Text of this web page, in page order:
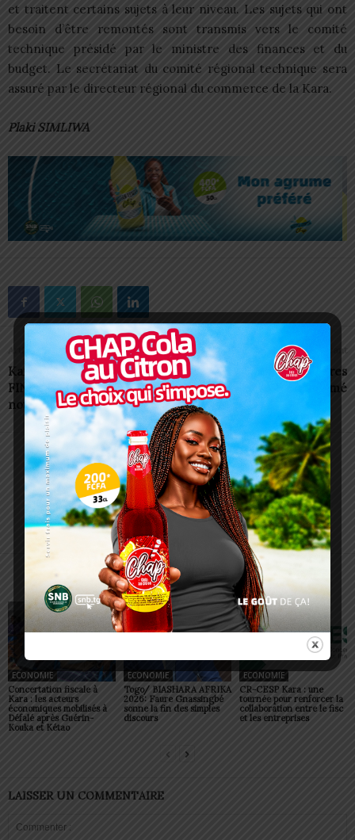
et traitent certains sujets à leur niveau. Les sujets qui ont
besoin d’être remontés sont transmis vers le comité
technique présidé par le ministre des finances et du
budget. Le secrétariat du comité régional technique sera
assuré par le directeur régional du commerce de la Kara.
Plaki SIMLIWA
Article précédent
Kara: La mutuelle « KARA
FINANCE » inaugure un
nouveau guichet à Ketao
Article suivant
CEET: coupures
imminentes à Lomé
Charbel SOSSOUVI
ARTICLES CONNEXES PLUS DE L'AUTEUR
ECONOMIE
Concertation fiscale à
Kara : les acteurs
économiques mobilisés à
Défalé après Guérin-
Kouka et Kétao
ECONOMIE
Togo/ BIASHARA AFRIKA
2026: Faure Gnassingbé
sonne la fin des simples
discours
ECONOMIE
CR-CESP Kara : une
tournée pour renforcer la
collaboration entre le fisc
et les entreprises
LAISSER UN COMMENTAIRE